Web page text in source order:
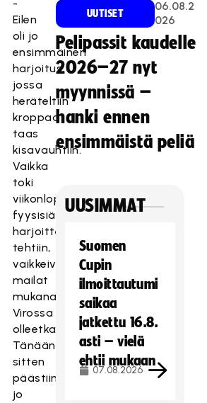
-
Eilen
oli jo
ensimmäinen
harjoitus,
jossa
heräteltiin
kroppaa
taas
kisavauhtiin.
Vaikka
toki
viikonloppunakin
fyysisiä
harjoitteitakin
tehtiin,
vaikkeivät
mailat
mukana
Virossa
olleetkaan.
Tänään
sitten
päästiin
jo
UUTISET
06.08.2
026
Pelipassit kaudelle
2026–27 nyt
myynnissä –
hanki ennen
ensimmäistä peliä
UUSIMMAT
Suomen
Cupin
ilmoittautumi
saikaa
jatkettu 16.8.
asti – vielä
ehtii mukaan
07.08.2026